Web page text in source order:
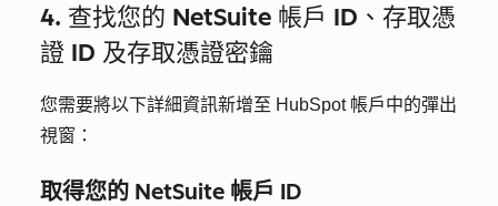
4. 查找您的 NetSuite 帳戶 ID、存取憑
證 ID 及存取憑證密鑰
您需要將以下詳細資訊新增至 HubSpot 帳戶中的彈出
視窗：
取得您的 NetSuite 帳戶 ID